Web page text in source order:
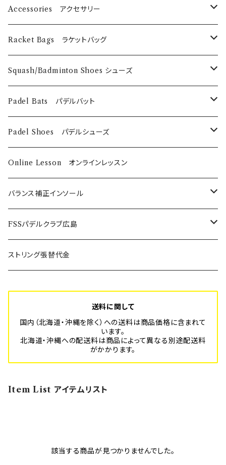
DUNLOP
レディースウェア
EyeRackets
メンズウェア
EyeRackets
Harrow
DUNLOP
Technifibre
Unsquashable
Accessories アクセサリー
Eye Wears
EyeRackets
Harrow
Grips
Strings
Racket Bags ラケットバッグ
​Harrow
EyeRackets
Squash/Badminton Shoes シューズ
EyeRackets
Babolat
Padel Bats パデルバット
DUNLOP
Babolat
Padel Shoes パデルシューズ
Bαbolat
Online Lesson オンラインレッスン
バランス補正インソール
ノンオーダーメイド
SUPER BLITZ
Platform-Sport フルオーダーメイド
FSSパデルクラブ広島
年間利用登録費
ストリング張替代金
送料に関して
国内（北海道・沖縄を除く）への送料は商品価格に含まれて
います。
北海道・沖縄への配送料は商品によって異なる別途配送料
がかかります。
Item List アイテムリスト
該当する商品が見つかりませんでした。